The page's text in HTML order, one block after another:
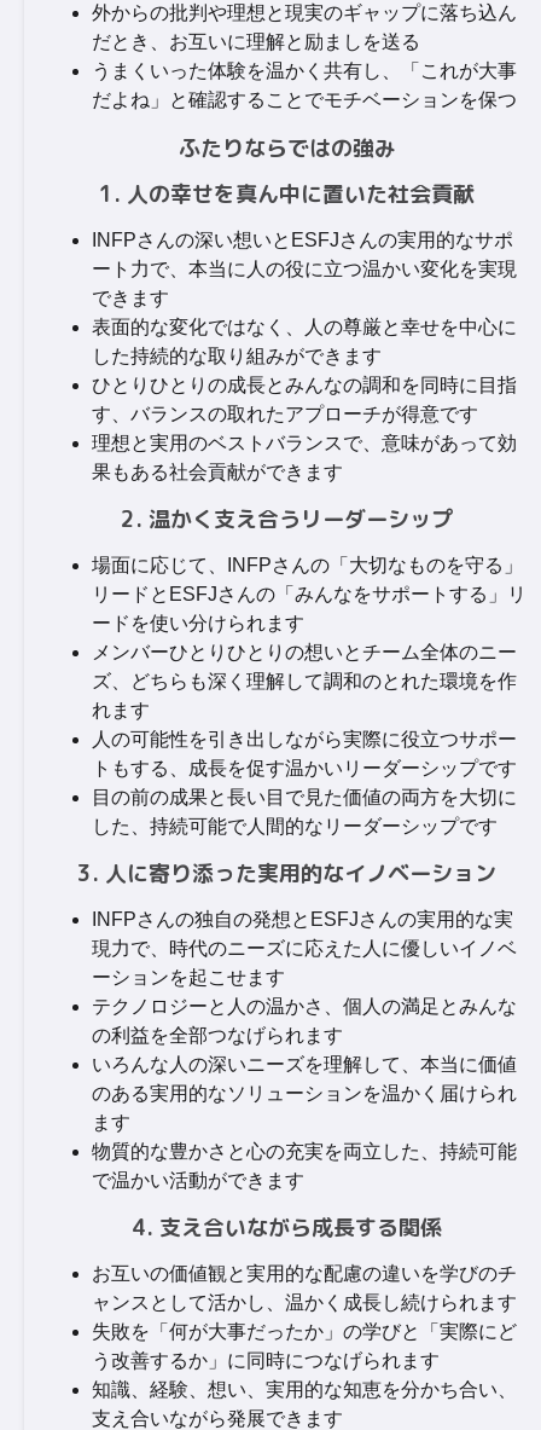
外からの批判や理想と現実のギャップに落ち込ん
だとき、お互いに理解と励ましを送る
うまくいった体験を温かく共有し、「これが大事
だよね」と確認することでモチベーションを保つ
ふたりならではの強み
1. 人の幸せを真ん中に置いた社会貢献
INFPさんの深い想いとESFJさんの実用的なサポ
ート力で、本当に人の役に立つ温かい変化を実現
できます
表面的な変化ではなく、人の尊厳と幸せを中心に
した持続的な取り組みができます
ひとりひとりの成長とみんなの調和を同時に目指
す、バランスの取れたアプローチが得意です
理想と実用のベストバランスで、意味があって効
果もある社会貢献ができます
2. 温かく支え合うリーダーシップ
場面に応じて、INFPさんの「大切なものを守る」
リードとESFJさんの「みんなをサポートする」リ
ードを使い分けられます
メンバーひとりひとりの想いとチーム全体のニー
ズ、どちらも深く理解して調和のとれた環境を作
れます
人の可能性を引き出しながら実際に役立つサポー
トもする、成長を促す温かいリーダーシップです
目の前の成果と長い目で見た価値の両方を大切に
した、持続可能で人間的なリーダーシップです
3. 人に寄り添った実用的なイノベーション
INFPさんの独自の発想とESFJさんの実用的な実
現力で、時代のニーズに応えた人に優しいイノベ
ーションを起こせます
テクノロジーと人の温かさ、個人の満足とみんな
の利益を全部つなげられます
いろんな人の深いニーズを理解して、本当に価値
のある実用的なソリューションを温かく届けられ
ます
物質的な豊かさと心の充実を両立した、持続可能
で温かい活動ができます
4. 支え合いながら成長する関係
お互いの価値観と実用的な配慮の違いを学びのチ
ャンスとして活かし、温かく成長し続けられます
失敗を「何が大事だったか」の学びと「実際にど
う改善するか」に同時につなげられます
知識、経験、想い、実用的な知恵を分かち合い、
支え合いながら発展できます